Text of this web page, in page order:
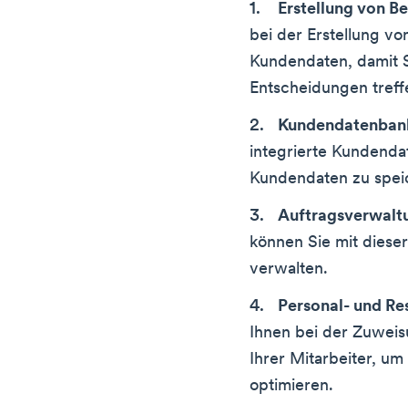
Erstellung von
bei der Erstellung
Kundendaten, damit
Entscheidungen
integrierte
Kundendaten zu
können Sie mit
verwalten.
Personal- und
Ihnen bei der
Ihrer Mitarbeiter, um
optimieren.